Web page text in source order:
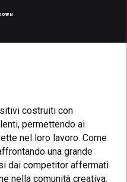
costruiti con
permettendo ai
nel loro lavoro. Come
una grande
dai competitor affermati
nella comunità creativa.